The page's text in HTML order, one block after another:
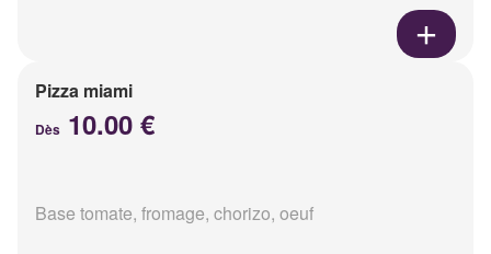
Pizza miami
Dès 10.00 €
Base tomate, fromage, chorizo, oeuf